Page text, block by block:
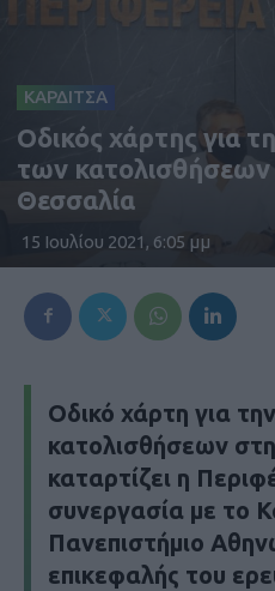
ΚΑΡΔΙΤΣΑ
Οδικός χάρτης για
των κατολισθήσεων
Θεσσαλία
15 Ιουλίου 2021, 6:05 μμ
Οδικό χάρτη για
κατολισθήσεων
καταρτίζει η
συνεργασία με το
Πανεπιστήμιο
επικεφαλής του